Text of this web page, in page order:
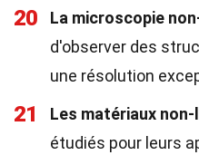
20 La microscopie
d'observer des
une résolution
21 Les matériaux
étudiés pour leurs